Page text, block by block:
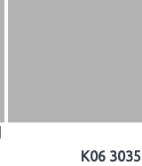
K06 3035